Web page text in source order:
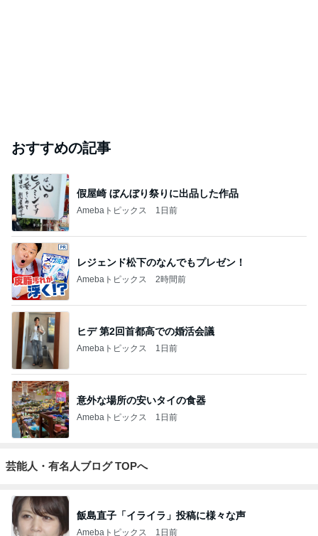
おすすめの記事
假屋崎 ぼんぼり祭りに出品した作品
Amebaトピックス 1日前
レジェンド松下のなんでもプレゼン！
Amebaトピックス 2時間前
ヒデ 第2回首都高での婚活会議
Amebaトピックス 1日前
意外な場所の安いタイの食器
Amebaトピックス 1日前
芸能人・有名人ブログ TOPへ
飯島直子「イライラ」投稿に様々な声
Amebaトピックス 1日前